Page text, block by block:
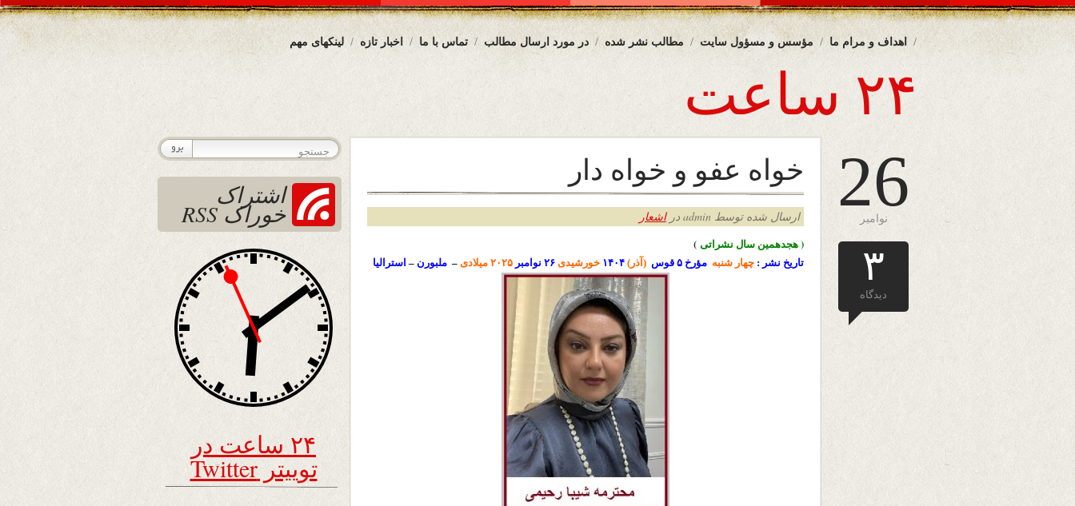
لینکهای مهم اخبار تازه تماس با ما در مورد ارسال مطالب مطالب نشر شده مؤسس و مسؤول سایت اهداف و مرام ما
۲۴ ساعت
26
نوامبر
۳
دیدگاه
خواه عفو و خواه دار
ارسال شده توسط admin در اشعار
( هجدهمین سال نشراتی )
تاریخ نشر : چهار شنبه مؤرخ ۵ قوس (آذر) ۱۴۰۴ خورشیدی ۲۶ نوامبر – ملبورن – استرالیا
اشتراک
خوراک RSS
۲۴ ساعت در
توییتر Twitter